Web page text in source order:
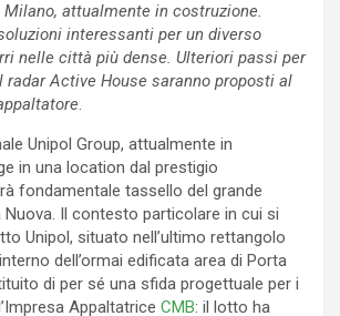
attualmente in costruzione.
interessanti per un diverso
nelle città più dense. Ulteriori passi per
radar Active House saranno proposti al
.
Unipol Group, attualmente in
in una location dal prestigio
fondamentale tassello del grande
Il contesto particolare in cui si
Unipol, situato nell’ultimo rettangolo
dell’ormai edificata area di Porta
di per sé una sfida progettuale per i
Appaltatrice CMB: il lotto ha